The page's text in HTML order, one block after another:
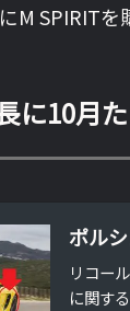
M SPIRIT
に10月
ポル
リコー
に関す